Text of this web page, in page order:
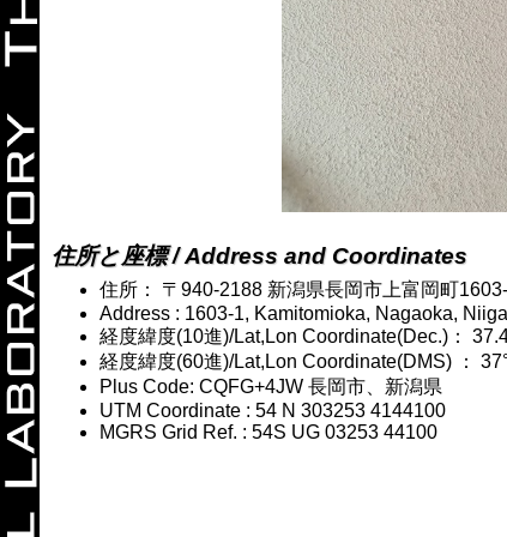
住所と座標 / Address and Coordinates
住所： 〒940-2188 新潟県長岡市上富岡町
Address : 1603-1, Kamitomioka, Nagaoka,
経度緯度(10進)/Lat,Lon Coordinate(Dec.)：
経度緯度(60進)/Lat,Lon Coordinate(DMS) ：
Plus Code: CQFG+4JW 長岡市、新潟県
UTM Coordinate : 54 N 303253 4144100
MGRS Grid Ref. : 54S UG 03253 44100